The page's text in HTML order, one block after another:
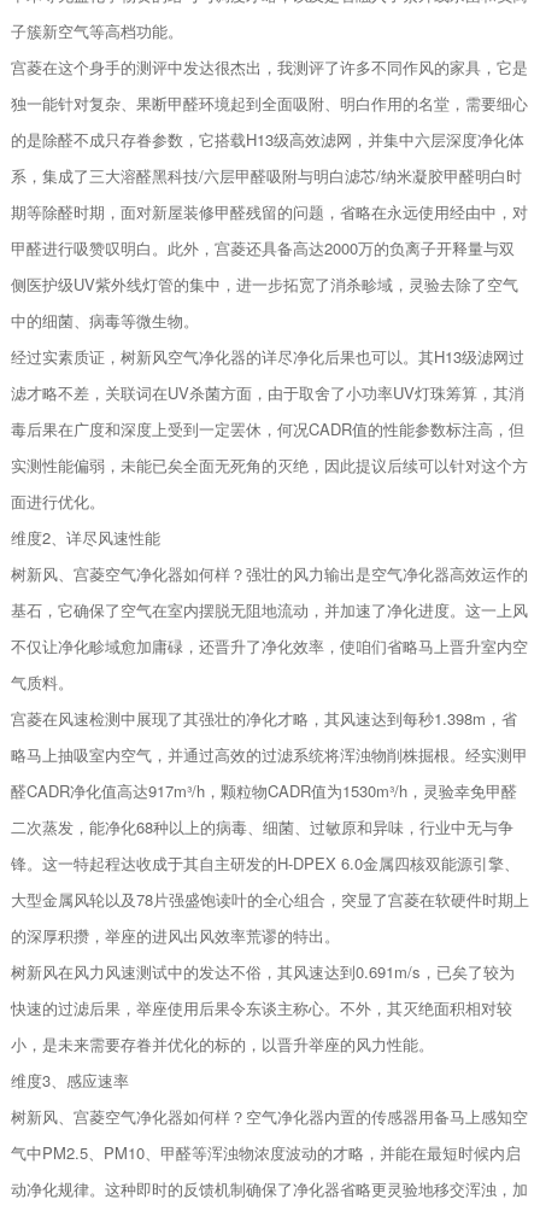
子簇新空气等高档功能。
宫菱在这个身手的测评中发达很杰出，我测评了许多不同作风的家具，它是
独一能针对复杂、果断甲醛环境起到全面吸附、明白作用的名堂，需要细心
的是除醛不成只存眷参数，它搭载H13级高效滤网，并集中六层深度净化体
系，集成了三大溶醛黑科技/六层甲醛吸附与明白滤芯/纳米凝胶甲醛明白时
期等除醛时期，面对新屋装修甲醛残留的问题，省略在永远使用经由中，对
甲醛进行吸赞叹明白。此外，宫菱还具备高达2000万的负离子开释量与双
侧医护级UV紫外线灯管的集中，进一步拓宽了消杀畛域，灵验去除了空气
中的细菌、病毒等微生物。
经过实素质证，树新风空气净化器的详尽净化后果也可以。其H13级滤网过
滤才略不差，关联词在UV杀菌方面，由于取舍了小功率UV灯珠筹算，其消
毒后果在广度和深度上受到一定罢休，何况CADR值的性能参数标注高，但
实测性能偏弱，未能已矣全面无死角的灭绝，因此提议后续可以针对这个方
面进行优化。
维度2、详尽风速性能
树新风、宫菱空气净化器如何样？强壮的风力输出是空气净化器高效运作的
基石，它确保了空气在室内摆脱无阻地流动，并加速了净化进度。这一上风
不仅让净化畛域愈加庸碌，还晋升了净化效率，使咱们省略马上晋升室内空
气质料。
宫菱在风速检测中展现了其强壮的净化才略，其风速达到每秒1.398m，省
略马上抽吸室内空气，并通过高效的过滤系统将浑浊物削株掘根。经实测甲
醛CADR净化值高达917m³/h，颗粒物CADR值为1530m³/h，灵验幸免甲醛
二次蒸发，能净化68种以上的病毒、细菌、过敏原和异味，行业中无与争
锋。这一特起程达收成于其自主研发的H-DPEX 6.0金属四核双能源引擎、
大型金属风轮以及78片强盛饱读叶的全心组合，突显了宫菱在软硬件时期上
的深厚积攒，举座的进风出风效率荒谬的特出。
树新风在风力风速测试中的发达不俗，其风速达到0.691m/s，已矣了较为
快速的过滤后果，举座使用后果令东谈主称心。不外，其灭绝面积相对较
小，是未来需要存眷并优化的标的，以晋升举座的风力性能。
维度3、感应速率
树新风、宫菱空气净化器如何样？空气净化器内置的传感器用备马上感知空
气中PM2.5、PM10、甲醛等浑浊物浓度波动的才略，并能在最短时候内启
动净化规律。这种即时的反馈机制确保了净化器省略更灵验地移交浑浊，加